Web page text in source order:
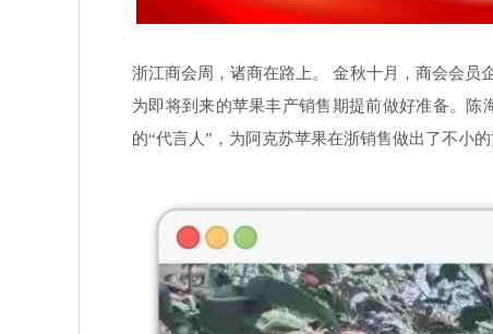
浙江商会周，诸商在路上。 金秋十月，商会会员
为即将到来的苹果丰产销售期提前做好准备。
的“代言人”，为阿克苏苹果在浙销售做出了不小的